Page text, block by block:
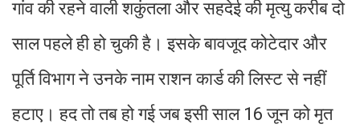
गांव की रहने वाली शकुंतला और सहदेई की मृत्यु करीब दो
साल पहले ही हो चुकी है। इसके बावजूद कोटेदार और
पूर्ति विभाग ने उनके नाम राशन कार्ड की लिस्ट से नहीं
हटाए। हद तो तब हो गई जब इसी साल 16 जून को मृत